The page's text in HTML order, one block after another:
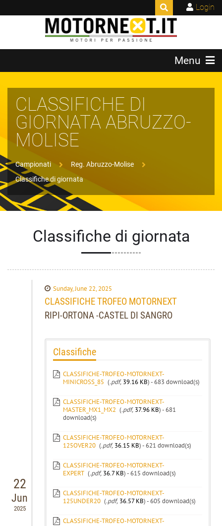
Login
Menu
CLASSIFICHE DI
GIORNATA ABRUZZO-
MOLISE
Campionati
Reg. Abruzzo-Molise
Classifiche di giornata
Classifiche di giornata
22
Jun
2025
Sunday, June 22, 2025
CLASSIFICHE TROFEO MOTORNEXT
RIPI-ORTONA -CASTEL DI SANGRO
Classifiche
CLASSIFICHE-TROFEO-MOTORNEXT-
MINICROSS_85 (.pdf, 39.16 KB) - 683 download(s)
CLASSIFICHE-TROFEO-MOTORNEXT-
MASTER_MX1_MX2 (.pdf, 37.96 KB) - 681
download(s)
CLASSIFICHE-TROFEO-MOTORNEXT-
125OVER20 (.pdf, 36.15 KB) - 621 download(s)
CLASSIFICHE-TROFEO-MOTORNEXT-
EXPERT (.pdf, 36.7 KB) - 615 download(s)
CLASSIFICHE-TROFEO-MOTORNEXT-
125UNDER20 (.pdf, 36.57 KB) - 605 download(s)
CLASSIFICHE-TROFEO-MOTORNEXT-